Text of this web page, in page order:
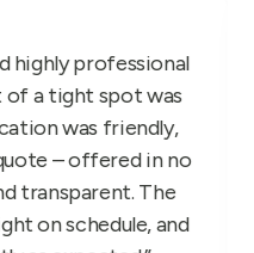
is a bullseye
working with it
received nothing
once again thank